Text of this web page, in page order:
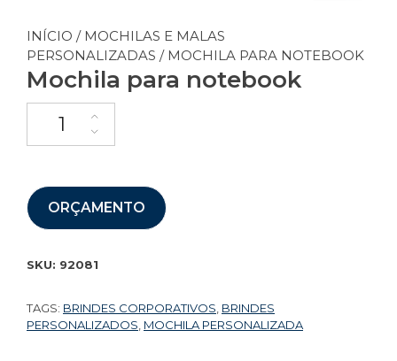
INÍCIO / MOCHILAS E MALAS
PERSONALIZADAS / MOCHILA PARA NOTEBOOK
Mochila para notebook
ORÇAMENTO
SKU: 92081
TAGS: BRINDES CORPORATIVOS BRINDES
PERSONALIZADOS MOCHILA PERSONALIZADA